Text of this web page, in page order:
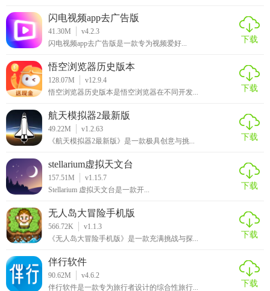
闪电视频app去广告版
41.30M
v4.2.3
闪电视频app去广告版是一款专为视频爱好...
下载
悟空浏览器历史版本
128.07M
v12.9.4
悟空浏览器历史版本是悟空浏览器在不同开发...
下载
航天模拟器2最新版
49.22M
v1.2.63
《航天模拟器2最新版》是一款极具创意与挑...
下载
stellarium虚拟天文台
157.51M
v1.15.7
Stellarium 虚拟天文台是一款开...
下载
无人岛大冒险手机版
566.72K
v1.1.3
《无人岛大冒险手机版》是一款充满挑战与探...
下载
伴行软件
90.62M
v4.6.2
伴行软件是一款专为旅行者设计的综合性旅行...
下载